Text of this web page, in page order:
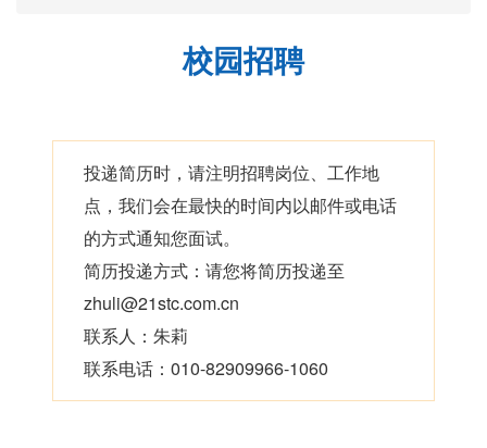
校园招聘
投递简历时，请注明招聘岗位、工作地
点，我们会在最快的时间内以邮件或电话
的方式通知您面试。
简历投递方式：请您将简历投递至
zhuli@21stc.com.cn
联系人：朱莉
联系电话：010-82909966-1060